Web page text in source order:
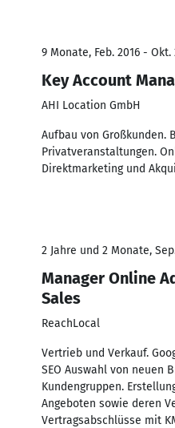
9 Monate, Feb. 2016 - Okt.
Key Account
AHI Location GmbH
Aufbau von Großkunden.
Privatveranstaltungen.
Direktmarketing und
2 Jahre und 2 Monate,
Manager Online
Sales
ReachLocal
Vertrieb und Verkauf.
SEO Auswahl von neuen
Kundengruppen.
Angeboten sowie deren
Vertragsabschlüsse mit